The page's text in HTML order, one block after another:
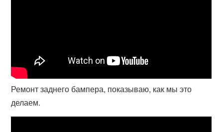
Ремонт заднего бампера, показываю, как мы это
делаем.